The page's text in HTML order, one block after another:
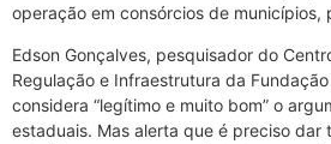
operação em consórcios de municípios,
Edson Gonçalves, pesquisador do
Regulação e Infraestrutura da Fundação
considera “legítimo e muito bom” o
estaduais. Mas alerta que é preciso dar